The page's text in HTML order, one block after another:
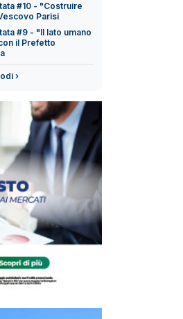
#10 - "Costruire
Parisi
#9 - "Il lato umano
il Prefetto
›